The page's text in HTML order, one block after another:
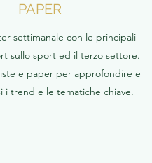
PAPER
settimanale con le principali
sullo sport ed il terzo settore.
e paper per approfondire e
i trend e le tematiche chiave.